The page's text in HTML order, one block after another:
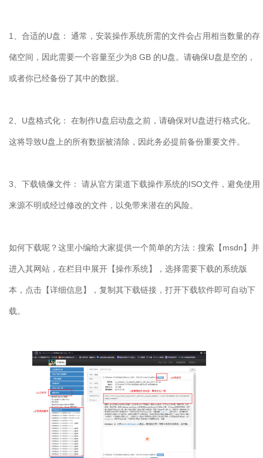
1、合适的U盘： 通常，安装操作系统所需的文件会占用相当数量的存
储空间，因此需要一个容量至少为8 GB 的U盘。请确保U盘是空的，
或者你已经备份了其中的数据。
2、 U盘格式化： 在制作U盘启动盘之前，请确保对U盘进行格式化。
这将导致U盘上的所有数据被清除，因此务必提前备份重要文件。
3、下载镜像文件： 请从官方渠道下载操作系统的ISO文件，避免使用
来源不明或经过修改的文件，以免带来潜在的风险。
如何下载呢？这里小编给大家提供一个简单的方法：搜索【msdn】并
进入其网站，在栏目中展开【操作系统】，选择需要下载的系统版
本，点击【详细信息】，复制其下载链接，打开下载软件即可自动下
载。